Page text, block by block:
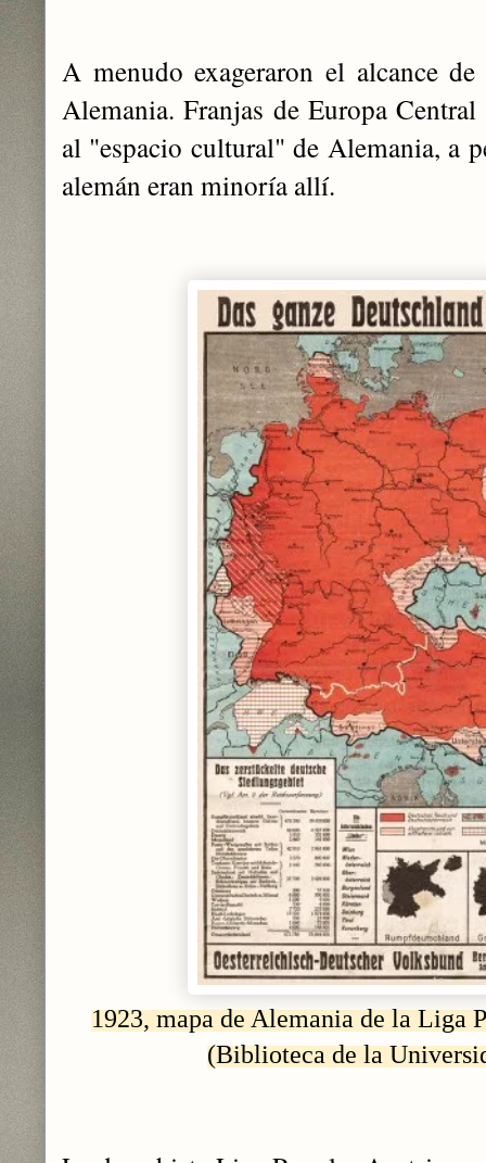
A menudo exageraron el alcance
Alemania. Franjas de Europa
al "espacio cultural" de Alemania, a
alemán eran minoría allí.
1923, mapa de Alemaniade la Liga
(Biblioteca de la